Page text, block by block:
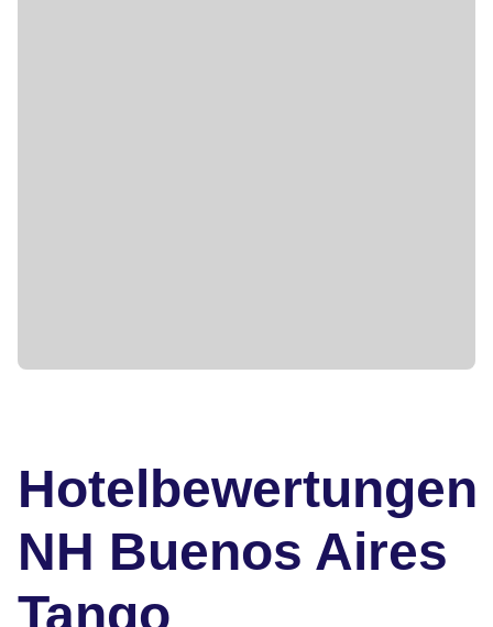
Hotelbewertungen
NH Buenos Aires
Tango